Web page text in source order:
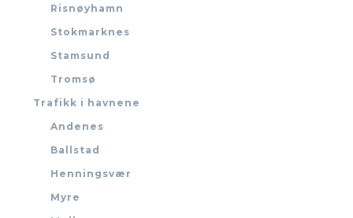
Risnøyhamn
Stokmarknes
Stamsund
Tromsø
Trafikk i havnene
Andenes
Ballstad
Henningsvær
Myre